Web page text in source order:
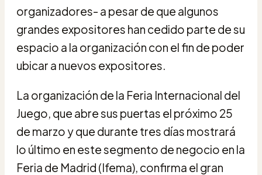
organizadores- a pesar de que algunos
grandes expositores han cedido parte de su
espacio a la organización con el fin de poder
ubicar a nuevos expositores.
La organización de la Feria Internacional del
Juego, que abre sus puertas el próximo 25
de marzo y que durante tres días mostrará
lo último en este segmento de negocio en la
Feria de Madrid (Ifema), confirma el gran